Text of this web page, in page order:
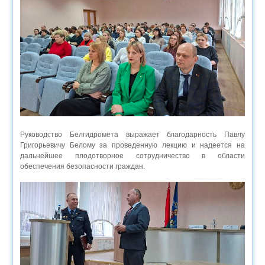
Руководство Белгидромета выражает благодарность Павлу
Григорьевичу Белому за проведенную лекцию и надеется на
дальнейшее плодотворное сотрудничество в области
обеспечения безопасности граждан.